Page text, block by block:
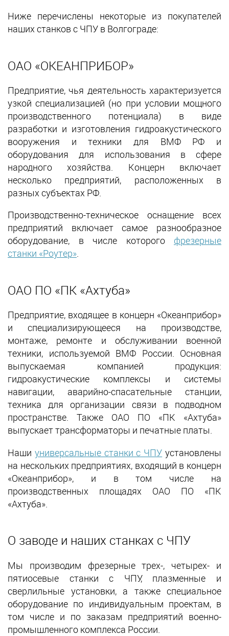
Ниже перечислены некоторые из покупателей
наших станков с ЧПУ в Волгограде:
ОАО «ОКЕАНПРИБОР»
Предприятие, чья деятельность характеризуется
узкой специализацией (но при условии мощного
производственного потенциала) в виде
разработки и изготовления гидроакустического
вооружения и техники для ВМФ РФ и
оборудования для использования в сфере
народного хозяйства. Концерн включает
несколько предприятий, расположенных в
разных субъектах РФ.
Производственно-техническое оснащение всех
предприятий включает самое разнообразное
оборудование, в числе которого фрезерные
станки «Роутер».
ОАО ПО «ПК «Ахтуба»
Предприятие, входящее в концерн «Океанприбор»
и специализирующееся на производстве,
монтаже, ремонте и обслуживании военной
техники, используемой ВМФ России. Основная
выпускаемая компанией продукция:
гидроакустические комплексы и системы
навигации, аварийно-спасательные станции,
техника для организации связи в подводном
пространстве. Также ОАО ПО «ПК «Ахтуба»
выпускает трансформаторы и печатные платы.
Наши универсальные станки с ЧПУ установлены
на нескольких предприятиях, входящий в концерн
«Океанприбор», и в том числе на
производственных площадях ОАО ПО «ПК
«Ахтуба».
О заводе и наших станках с ЧПУ
Мы производим фрезерные трех-, четырех- и
пятиосевые станки с ЧПУ, плазменные и
сверлильные установки, а также специальное
оборудование по индивидуальным проектам, в
том числе и по заказам предприятий военно-
промышленного комплекса России.